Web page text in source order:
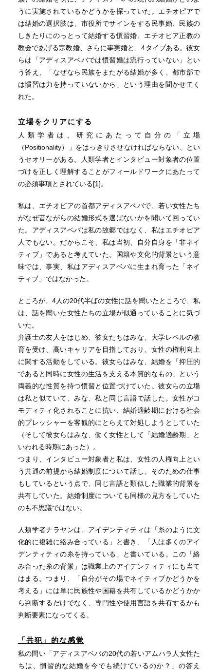
うに実施されているかどうかを探っていた。エチオピアで
は結婚の選択肢は、市役所でサインをする民事婚、民族の
しきたりにのっとって結婚する慣習婚、エチオピア正教の
教会であげる宗教婚、さらに事実婚と、4タイプある。彼女
らは「アディスアベバでは慣習婚は流行っていない」とい
う答え、「なぜなら民族をまたがる結婚が多く、都市部で
は慣習は力を持っていないから」という理由を聞かせてく
れた。
立場をクリアにする
人類学者は、研究にあたって自分の「立場
（Positionality）」をはっきりさせなければならない、とい
うセオリーがある。人類学者とインタビュー対象者の位置
づけを正しく理解することがフィールドワークにあたって
の必須事項とされている[1]。
私は、エチオピアの首都アディスアベバで、若い女性たち
がなぜ昔ながらの結婚形式を選ばないかを聞いて回ってい
た。アディスアベバは私の故郷ではなく、私はエチオピア
人でもない。だからこそ、私は当初、自分自身を「非ネイ
ティブ」であると考えていた。国籍や文化的背景という意
味では、事実、私はアディスアベバに生まれ育った「ネイ
ティブ」ではなかった。
ところが、4人の20代半ばの女性に話を聞いたところで、私
は、話を聞いた女性たちの立場が似通っていることに気づ
いた。
弁護士の友人をはじめ、彼女たちはみな、大学レベルの教
育を受け、高いキャリアを目指しており、女性の権利向上
に関する活動をしている。彼女らはみな、結婚を「抑圧的
であると同時に女性の生活を支える本質的なもの」という
両義的な性質を持つ慣習と位置づけていた。彼女らの立場
は私と似ていて、みな、私と同じ言語で話した。女性がコ
モディティ化されることに抗い、結婚適齢期における社会
的プレッシャーを客観的にとらえて対処しようとしていた
（そして彼女らはみな、働く女性として「結婚適齢期」と
いわれる時期にあった）。
つまり、インタビュー対象者と私は、女性の人権向上とい
う共通の前提から結婚制度について話し、そのための仕事
もしているという点で、同じ言語と類似した職業的背景を
共有していた。結婚制度についても同様の見方をしていた
のも不思議ではない。
人類学者ナラヤンは、アイデンティティは「糸のように文
化的に複雑に絡み合っている」と書き、「人は多くのアイ
デンティティの糸を持っている」と書いている。この「絡
み合った糸の背景」は職業上のアイデンティティにも当て
はまる。つまり、「自分がその場でネイティブかどうかを
考える」には単に民族性や国籍を共有しているかどうかか
ら判断するだけでなく、専門性や使用言語を共有するかも
判断要素になってくる。
「共犯」的な感覚
私の問い「アディスアベバの20代の若いアムハラ人女性た
ちは、慣習的な結婚を今でも続けているのか？」の答え